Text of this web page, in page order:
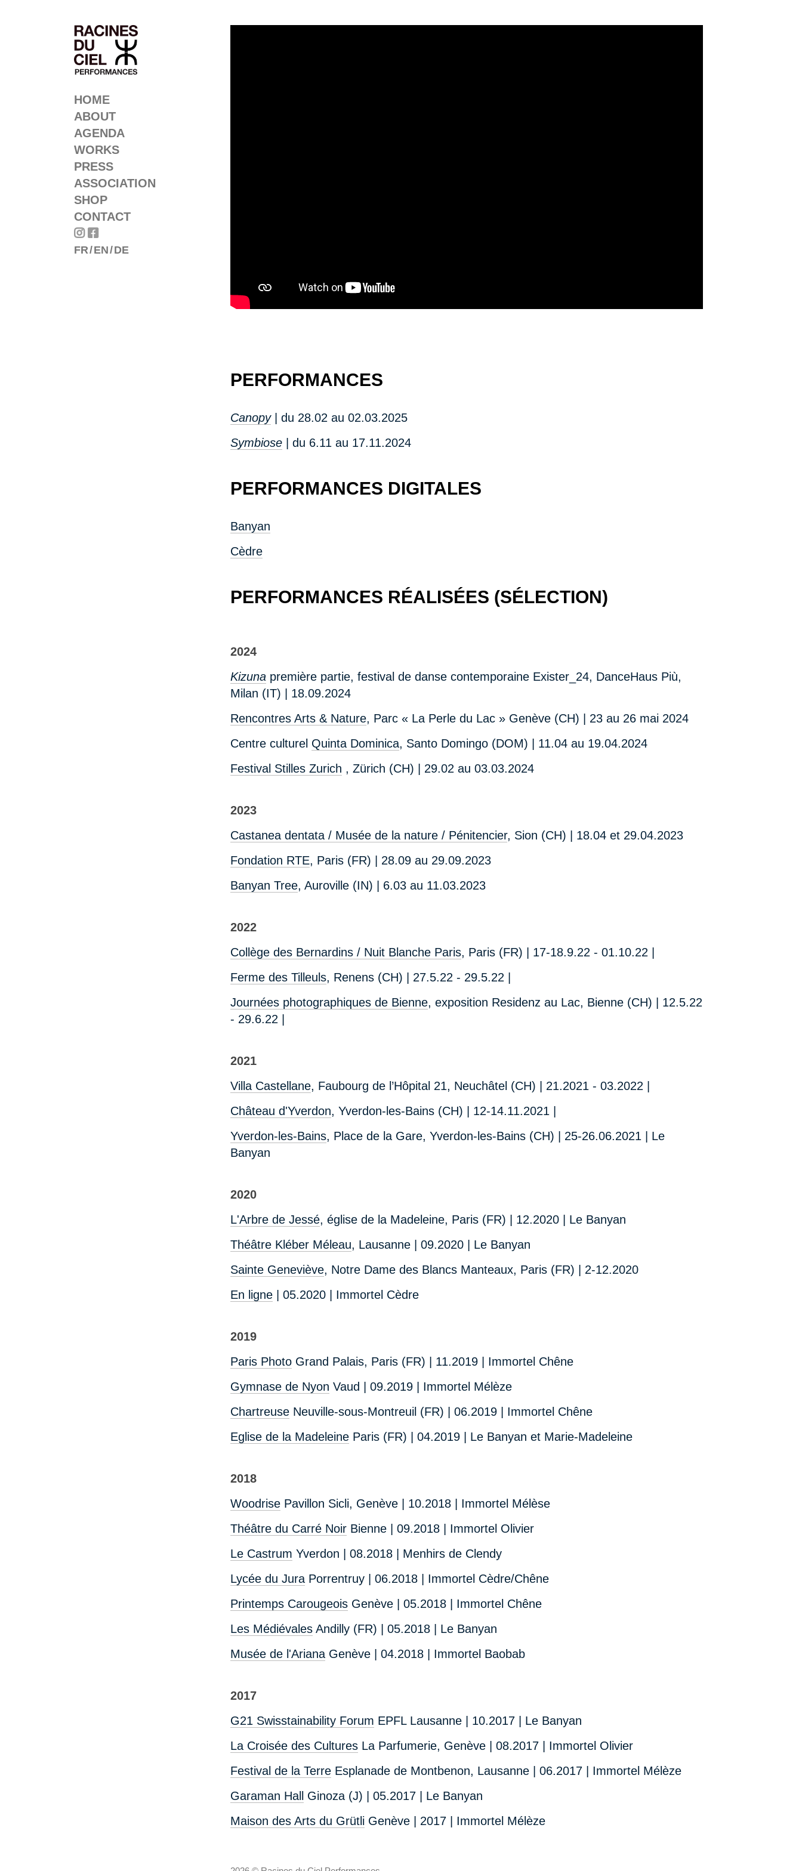
HOME
ABOUT
AGENDA
WORKS
PRESS
ASSOCIATION
SHOP
CONTACT
 
FR EN DE
PERFORMANCES
Canopy| du 28.02 au 02.03.2025
Symbiose | du 6.11 au 17.11.2024
PERFORMANCES DIGITALES
Banyan
Cèdre
PERFORMANCES RÉALISÉES (SÉLECTION)
2024
Kizuna première partie, festival de danse contemporaine Exister_24, DanceHaus Più,
Milan (IT) | 18.09.2024
Rencontres Arts & Nature, Parc « La Perle du Lac » Genève (CH) | 23 au 26 mai 2024
Centre culturel Quinta Dominica, Santo Domingo (DOM) | 11.04 au 19.04.2024
Festival Stilles Zurich , Zürich (CH) | 29.02 au 03.03.2024
2023
Castanea dentata / Musée de la nature / Pénitencier, Sion (CH) | 18.04 et 29.04.2023
Fondation RTE, Paris (FR) | 28.09 au 29.09.2023
Banyan Tree, Auroville (IN) | 6.03 au 11.03.2023
2022
Collège des Bernardins / Nuit Blanche Paris, Paris (FR) | 17-18.9.22 - 01.10.22 |
Ferme des Tilleuls, Renens (CH) | 27.5.22 - 29.5.22 |
Journées photographiques de Bienne, exposition Residenz au Lac, Bienne (CH) | 12.5.22
- 29.6.22 |
2021
Villa Castellane, Faubourg de l’Hôpital 21, Neuchâtel (CH) | 21.2021 - 03.2022 |
Château d'Yverdon, Yverdon-les-Bains (CH) | 12-14.11.2021 |
Yverdon-les-Bains, Place de la Gare, Yverdon-les-Bains (CH) | 25-26.06.2021 | Le
Banyan
2020
L'Arbre de Jessé, église de la Madeleine, Paris (FR) | 12.2020 | Le Banyan
Théâtre Kléber Méleau, Lausanne | 09.2020 | Le Banyan
Sainte Geneviève, Notre Dame des Blancs Manteaux, Paris (FR) | 2-12.2020
En ligne | 05.2020 | Immortel Cèdre
2019
Paris Photo Grand Palais, Paris (FR) | 11.2019 | Immortel Chêne
Gymnase de Nyon Vaud | 09.2019 | Immortel Mélèze
Chartreuse Neuville-sous-Montreuil (FR) | 06.2019 | Immortel Chêne
Eglise de la Madeleine Paris (FR) | 04.2019 | Le Banyan et Marie-Madeleine
2018
Woodrise Pavillon Sicli, Genève | 10.2018 | Immortel Mélèse
Théâtre du Carré Noir Bienne | 09.2018 | Immortel Olivier
Le Castrum Yverdon | 08.2018 | Menhirs de Clendy
Lycée du Jura Porrentruy | 06.2018 | Immortel Cèdre/Chêne
Printemps Carougeois Genève | 05.2018 | Immortel Chêne
Les Médiévales Andilly (FR) | 05.2018 | Le Banyan
Musée de l'Ariana Genève | 04.2018 | Immortel Baobab
2017
G21 Swisstainability Forum EPFL Lausanne | 10.2017 | Le Banyan
La Croisée des Cultures La Parfumerie, Genève | 08.2017 | Immortel Olivier
Festival de la Terre Esplanade de Montbenon, Lausanne | 06.2017 | Immortel Mélèze
Garaman Hall Ginoza (J) | 05.2017 | Le Banyan
Maison des Arts du Grütli Genève | 2017 | Immortel Mélèze